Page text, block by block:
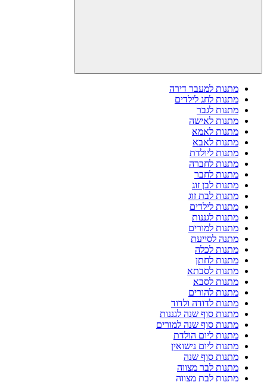
מתנות למעבר דירה
מתנות לחג לילדים
מתנות לגבר
מתנות לאישה
מתנות לאמא
מתנות לאבא
מתנות ליולדת
מתנות לחברה
מתנות לחבר
מתנות לבן זוג
מתנות לבת זוג
מתנות לילדים
מתנות לגננות
מתנות למורים
מתנה לסייעת
מתנות לכלה
מתנות לחתן
מתנות לסבתא
מתנות לסבא
מתנות להורים
מתנות לדודה ולדוד
מתנות סוף שנה לגננות
מתנות סוף שנה למורים
מתנות ליום הולדת
מתנות ליום נישואין
מתנות סוף שנה
מתנות לבר מצווה
מתנות לבת מצווה